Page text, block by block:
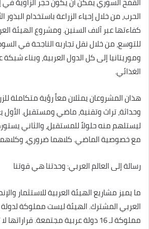
الحرب، من خلال إحياء الزراعة باستخدام البذور
كفاءتها عبر آلاف السنين. ومشروع الهيئة
للتوسع، من خلال نقل تجاربه الناجحة في
وموريتانيا إلى كل الدول العربية، وبناء
الغذائي.
هذان المشروعان يمثلان معاً رؤية متكاملة
وحداثة، تراث وتقنية، ماضي ومستقبل. الأول
ليستلهم منه حلولاً للمستقبل، والثاني
مع خصوصية الماضي. كلاهما ضروري،
رسالة إلى العالم العربي: وحدتنا هي قوتنا
ما يميز مشاريع الهيئة العربية للاستثمار
العربي المشترك. الهيئة ليست مملوكة
مملوكة لـ 16 دولة عربية مجتمعة.